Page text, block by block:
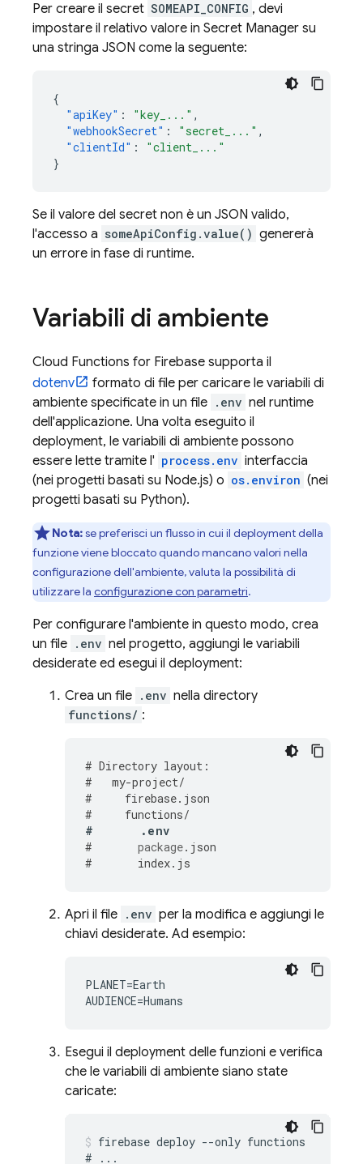
Per creare il secret SOMEAPI_CONFIG , devi
impostare il relativo valore in Secret Manager su
una stringa JSON come la seguente:
{
"apiKey" : "key_..." ,
"webhookSecret" : "secret_..." ,
"clientId" :
"client_..."
}
Se il valore del secret non è un JSON valido,
l'accesso a someApiConfig.value() genererà
un errore in fase di runtime.
Variabili di ambiente
Cloud Functions for Firebase supporta il
dotenv
formato di file per caricare le variabili di
ambiente specificate in un file .env nel runtime
dell'applicazione. Una volta eseguito il
deployment, le variabili di ambiente possono
essere lette tramite l' process.env interfaccia
(nei progetti basati su Node.js) o os.environ (nei
progetti basati su Python).
Nota:se preferisci un flusso in cui il deployment della
funzione viene bloccato quando mancano valori nella
configurazione dell'ambiente, valuta la possibilità di
utilizzare la configurazione con parametri.
Per configurare l'ambiente in questo modo, crea
un file .env nel progetto, aggiungi le variabili
desiderate ed esegui il deployment:
Crea un file .env nella directory
functions/ :
# Directory layout :
#
my-project/
#
firebase. json
#
functions/
#
. env
#
package. json
#
index. js
Apri il file .env per la modifica e aggiungi le
chiavi desiderate. Ad esempio:
PLANET=Earth
Esegui il deployment delle funzioni e verifica
che le variabili di ambiente siano state
caricate:
firebase deploy --only functions
# ...